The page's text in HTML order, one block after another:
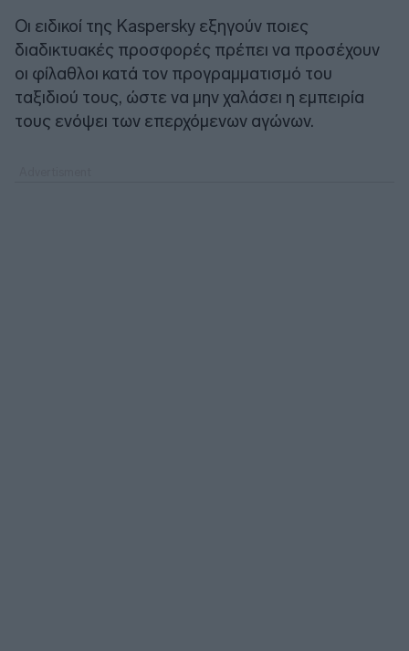
Οι ειδικοί της Kaspersky εξηγούν ποιες
διαδικτυακές προσφορές πρέπει να προσέχουν
οι φίλαθλοι κατά τον προγραμματισμό του
ταξιδιού τους, ώστε να μην χαλάσει η εμπειρία
τους ενόψει των επερχόμενων αγώνων.